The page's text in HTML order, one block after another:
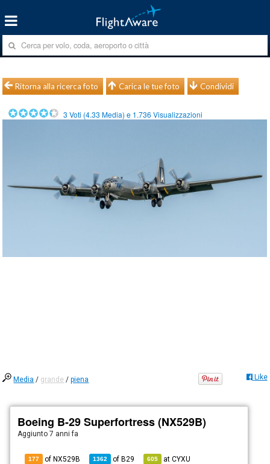
Ritorna alla ricerca foto Carica le tue foto Condividi
3 Voti (4.33 Media) e 1.736 Visualizzazioni
Media / grande /piena Like
Boeing B-29 Superfortress (NX529B)
Aggiunto7 anni fa
177 of NX529B 1362 ofB29 605 atCYXU